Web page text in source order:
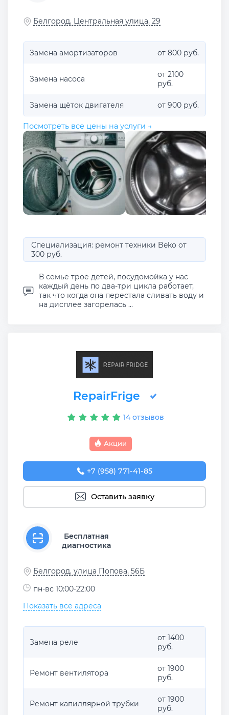
Белгород, Центральная улица, 29
Замена амортизаторов от 800 руб.
Замена насоса
от 2100
руб.
Замена щёток двигателя от 900 руб.
Посмотреть все цены на услуги →
Специализация: ремонт техники Beko от
300 руб.
В семье трое детей, посудомойка у нас
каждый день по два-три цикла работает,
так что когда она перестала сливать воду и
на дисплее загорелась ...
RepairFrige
14 отзывов
Акции
+7 (958) 771-41-85
Оставить заявку
Бесплатная
диагностика
Белгород, улица Попова, 56Б
пн-вс 10:00-22:00
Показать все адреса
Замена реле
от 1400
руб.
Ремонт вентилятора
от 1900
руб.
Ремонт капиллярной трубки
от 1900
руб.